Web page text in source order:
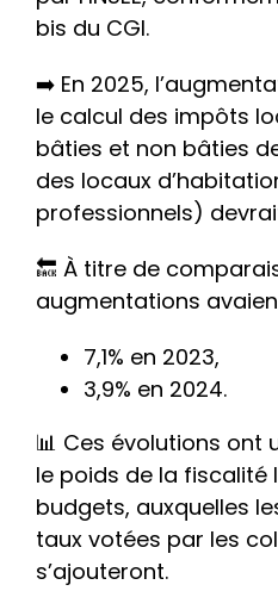
bis du CGI.
➡️ En 2025,
le calcul des impôts
bâties et non bâties
des locaux
professionnels)
🔙 À titre de
augmentations
7,1% en 2023,
3,9% en 2024.
📊 Ces évolutions ont
le poids de la fiscalité
budgets, auxquelles
taux votées par les
s’ajouteront.